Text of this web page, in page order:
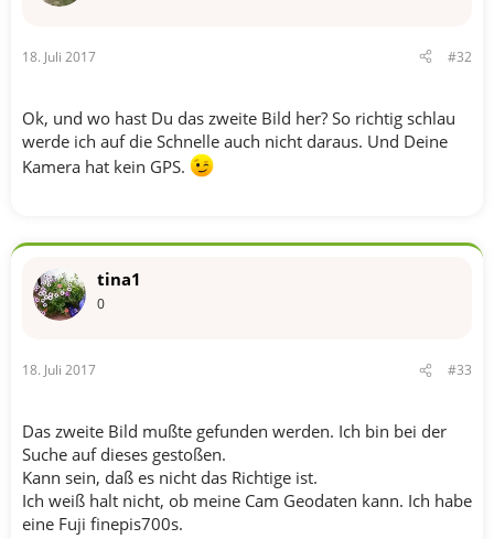
18. Juli 2017 #32
Ok, und wo hast Du das zweite Bild her? So richtig schlau
werde ich auf die Schnelle auch nicht daraus. Und Deine
Kamera hat kein GPS.
tina1
0
18. Juli 2017 #33
Das zweite Bild mußte gefunden werden. Ich bin bei der
Suche auf dieses gestoßen.
Kann sein, daß es nicht das Richtige ist.
Ich weiß halt nicht, ob meine Cam Geodaten kann. Ich habe
eine Fuji finepis700s.